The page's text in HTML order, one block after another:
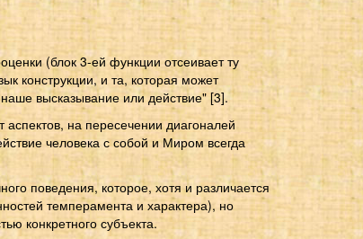
(блок 3-ей функции отсеивает ту
конструкции, и та, которая может
высказывание или действие" [3].
на пересечении диагоналей
человека с собой и Миром всегда
поведения, которое, хотя и различается
темперамента и характера), но
конкретного субъекта.